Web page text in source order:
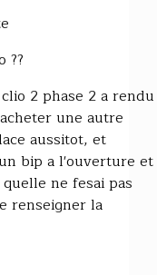
??
2 phase 2 a rendu
une autre
aussitot, et
bip a l'ouverture et
ne fesai pas
renseigner la